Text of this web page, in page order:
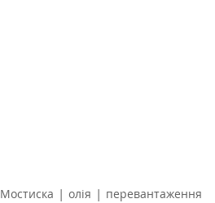
Мостиска | олія | перевантаження